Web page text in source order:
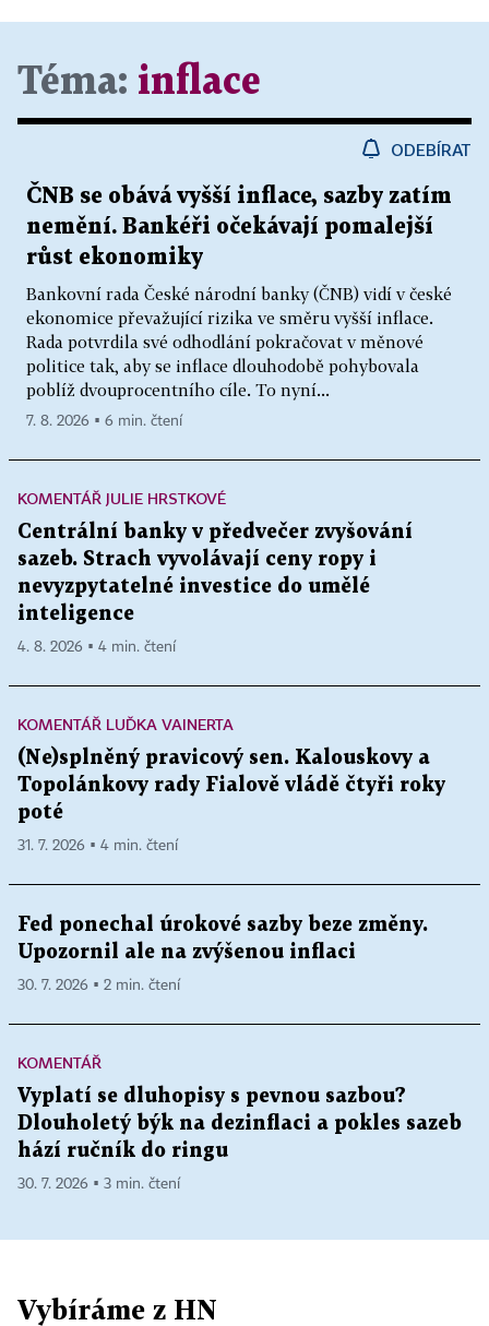
Téma: inflace
ODEBÍRAT
ČNB se obává vyšší inflace, sazby zatím
nemění. Bankéři očekávají pomalejší
růst ekonomiky
Bankovní rada České národní banky (ČNB) vidí v české
ekonomice převažující rizika ve směru vyšší inflace.
Rada potvrdila své odhodlání pokračovat v měnové
politice tak, aby se inflace dlouhodobě pohybovala
poblíž dvouprocentního cíle. To nyní...
7. 8. 2026 ▪ 6 min. čtení
KOMENTÁŘ JULIE HRSTKOVÉ
Centrální banky v předvečer zvyšování
sazeb. Strach vyvolávají ceny ropy i
nevyzpytatelné investice do umělé
inteligence
4. 8. 2026 ▪ 4 min. čtení
KOMENTÁŘ LUĎKA VAINERTA
(Ne)splněný pravicový sen. Kalouskovy a
Topolánkovy rady Fialově vládě čtyři roky
poté
31. 7. 2026 ▪ 4 min. čtení
Fed ponechal úrokové sazby beze změny.
Upozornil ale na zvýšenou inflaci
30. 7. 2026 ▪ 2 min. čtení
KOMENTÁŘ
Vyplatí se dluhopisy s pevnou sazbou?
Dlouholetý býk na dezinflaci a pokles sazeb
hází ručník do ringu
30. 7. 2026 ▪ 3 min. čtení
Vybíráme z HN